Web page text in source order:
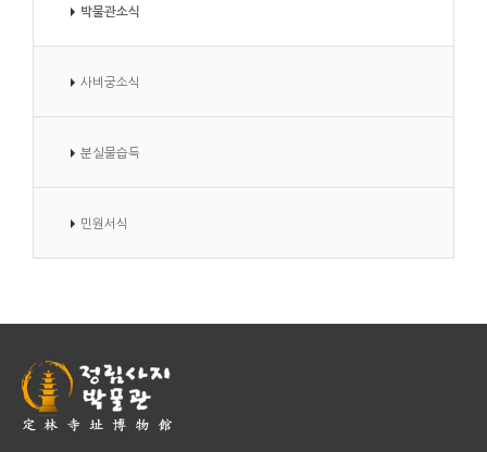
박물관소식
사비궁소식
분실물습득
민원서식